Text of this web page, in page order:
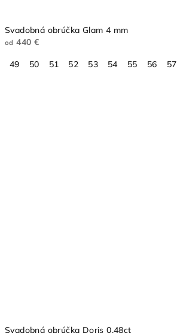
Svadobná obrúčka Glam 4 mm
od 440 €
49 50 51 52 53 54 55 56 57
Svadobná obrúčka Doris 0,48ct